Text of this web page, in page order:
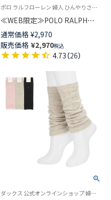
ポロ ラルフローレン 婦人 ひんやりさらっとした接触冷感 2025SS
≪WEB限定≫POLO RALPH
LAUREN 接触冷感 吸水速乾
2way アームカバー ＆ レッグウ
ォーマー レディース 93228550
通常価格 ¥2,970
販売価格 ¥2,970税込
4.73（26）
ダックス 公式オンラインショップ 婦人 ウォーマー